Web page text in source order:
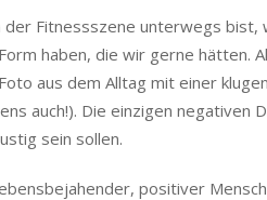
der Fitnessszene unterwegs
haben, die wir gerne hätten.
aus dem Alltag mit einer
auch!). Die einzigen
sein sollen.
positiver